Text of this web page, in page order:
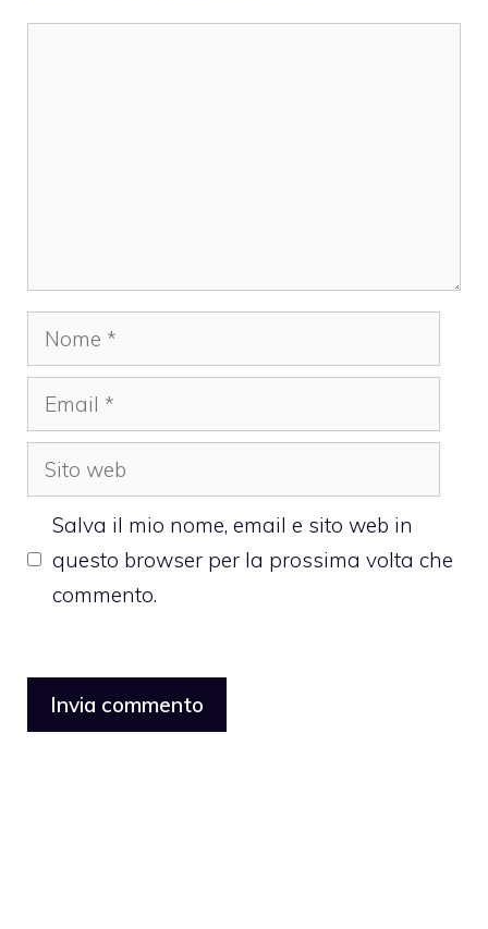
Nome
Email
Sito
web
Salva il mio nome, email e sito web in
questo browser per la prossima volta che
commento.